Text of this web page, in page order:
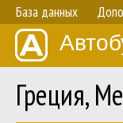
База данных
Греция,